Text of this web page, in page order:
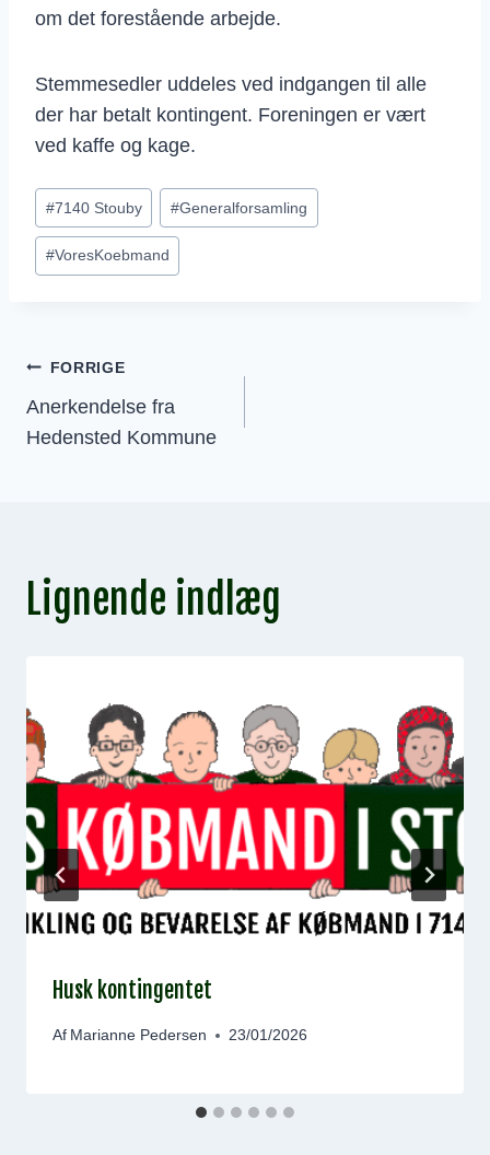
om det forestående arbejde.
Stemmesedler uddeles ved indgangen til alle
der har betalt kontingent. Foreningen er vært
ved kaffe og kage.
Indlæg-
tags:
#7140 Stouby #Generalforsamling
#VoresKoebmand
Indlægsnavigation
FORRIGE
Anerkendelse fra
Hedensted Kommune
Lignende indlæg
Husk kontingentet
Af Marianne Pedersen 23/01/2026